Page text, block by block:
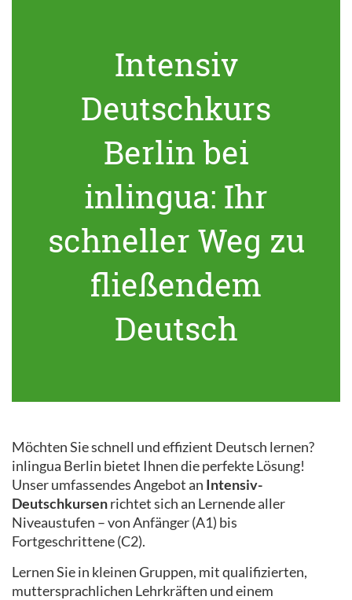
Intensiv
Deutschkurs
Berlin bei
inlingua: Ihr
schneller Weg zu
fließendem
Deutsch
Möchten Sie schnell und effizient Deutsch lernen?
inlingua Berlin bietet Ihnen die perfekte Lösung!
Unser umfassendes Angebot an Intensiv-
Deutschkursenrichtet sich an Lernende aller
Niveaustufen – von Anfänger (A1) bis
Fortgeschrittene (C2).
Lernen Sie in kleinen Gruppen, mit qualifizierten,
muttersprachlichen Lehrkräften und einem